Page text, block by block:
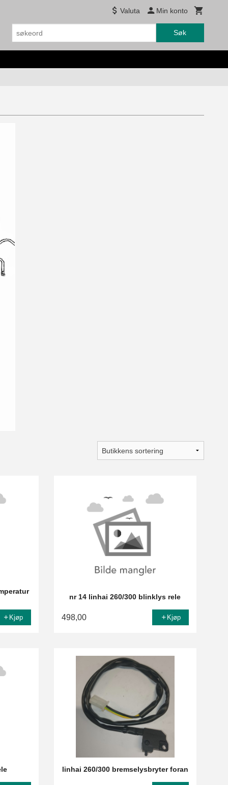
Valuta Min konto
Søk
Kjøp
nr 14 linhai 260/300 blinklys rele
498,00 Kjøp
linhai 260/300 bremselysbryter foran